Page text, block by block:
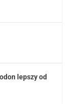
lepszy od